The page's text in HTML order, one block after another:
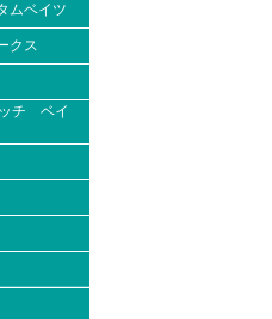
ムベイツ
クス
ッチ ベイ